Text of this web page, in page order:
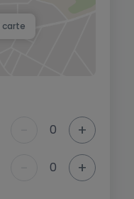
carte
0 +
0 +